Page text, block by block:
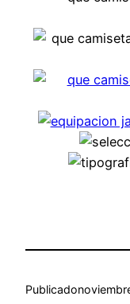
Publicado